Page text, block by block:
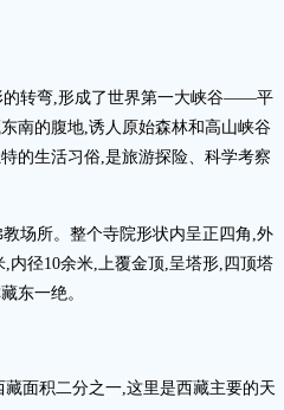
的转弯,形成了世界第一大峡谷——平
南的腹地,诱人原始森林和高山峡谷
的生活习俗,是旅游探险、科学考察
场所。整个寺院形状内呈正四角,外
内径10余米,上覆金顶,呈塔形,四顶塔
东一绝。
面积二分之一,这里是西藏主要的天